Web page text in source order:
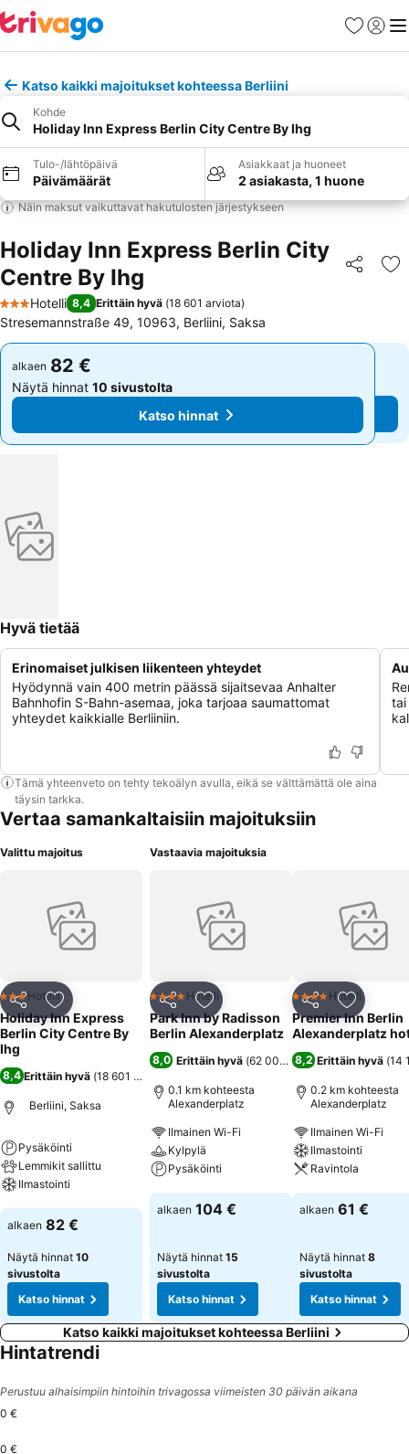
Suosikit
Katso kaikki majoitukset kohteessa Berliini
Kohde
Holiday Inn Express Berlin City Centre By Ihg
Tulo-/lähtöpäivä
Päivämäärät
Asiakkaat ja huoneet
2 asiakasta, 1 huone
Näin maksut vaikuttavat hakutulosten järjestykseen
Holiday Inn Express Berlin City
Centre By Ihg
Jaa
3 Tähtiluokitus
Hotelli 8,4 Erittäin hyvä (18 601 arviota)
Stresemannstraße 49, 10963, Berliini, Saksa
alkaen 82 €
Näytä hinnat 10 sivustolta
Katso hinnat
alkaen 82 €
Näytä hinnat 10 sivustolta
Katso hinnat
Hyvä tietää
Erinomaiset julkisen liikenteen yhteydet
Hyödynnä vain 400 metrin päässä sijaitsevaa Anhalter
Bahnhofin S-Bahn-asemaa, joka tarjoaa saumattomat
yhteydet kaikkialle Berliiniin.
tai
Tämä yhteenveto on tehty tekoälyn avulla, eikä se välttämättä ole aina
täysin tarkka.
Vertaa samankaltaisiin majoituksiin
Valittu majoitus
Jaa Lisää suosikkeihin
3 Tähtiluokitus
Hotelli
Holiday Inn Express
Berlin City Centre By
Ihg
8,4 Erittäin hyvä (18 601 arviota
Berliini, Saksa
Pysäköinti
Lemmikit sallittu
Ilmastointi
Katso hinnat
alkaen 82 €
Näytä hinnat 10
sivustolta
Katso hinnat
Vastaavia majoituksia
Jaa Lisää suosikkeihin
4 Tähtiluokitus
Hotelli
Park Inn by Radisson
Berlin Alexanderplatz
8,0 Erittäin hyvä (62 000 arviota)
0.1 km kohteesta
Alexanderplatz
Ilmainen Wi-Fi
Kylpylä
Pysäköinti
Katso hinnat
alkaen 104 €
Näytä hinnat 15
sivustolta
Katso hinnat
Jaa Lisää
4 Tähtiluokitus
Hotelli
Premier Inn Berlin
Alexanderplatz
8,2 Erittäin hyvä (14
0.2 km kohteesta
Alexanderplatz
Ilmainen Wi-Fi
Ilmastointi
Ravintola
Katso hinnat
alkaen 61 €
Näytä hinnat 8
sivustolta
Katso hinnat
Katso kaikki majoitukset kohteessa Berliini
Hintatrendi
Perustuu alhaisimpiin hintoihin trivagossa viimeisten 30 päivän aikana
0 €
0 €